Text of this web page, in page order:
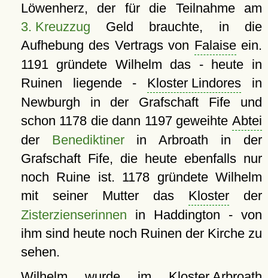
Löwenherz, der für die Teilnahme am
3. Kreuzzug Geld brauchte, in die
Aufhebung des Vertrags von Falaiseein.
1191 gründete Wilhelm das - heute in
Ruinen liegende - Kloster Lindores in
Newburgh in der Grafschaft Fife und
schon 1178 die dann 1197 geweihte Abtei
der Benediktinerin Arbroath in der
Grafschaft Fife, die heute ebenfalls nur
noch Ruine ist. 1178 gründete Wilhelm
mit seiner Mutter das Klosterder
Zisterzienserinnen in Haddington - von
ihm sind heute noch Ruinen der Kirche zu
sehen.